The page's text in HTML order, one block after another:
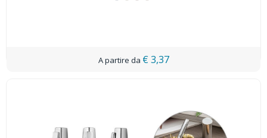
€ 3,37